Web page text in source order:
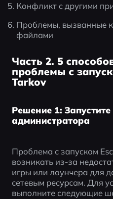
Конфликт с другими
Проблемы, вызванные
файлами
Часть 2. 5
проблемы с
Tarkov
Решение 1:
администратора
Проблема с запуском
возникать из-за
игры или лаунчера для
сетевым ресурсам. Для
выполните следующие